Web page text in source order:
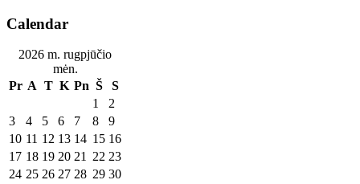
Calendar
2026 m. rugpjūčio
mėn.
Pr A T K Pn Š
S
1
2
3
4 5 6 7 8
9
10 11 12 13 14 15 16
17 18 19 20 21 22 23
24 25 26 27 28 29 30